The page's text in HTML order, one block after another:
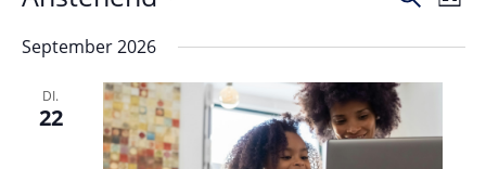
und
Navigation
Liste
wählen.
September 2026
DI.
22